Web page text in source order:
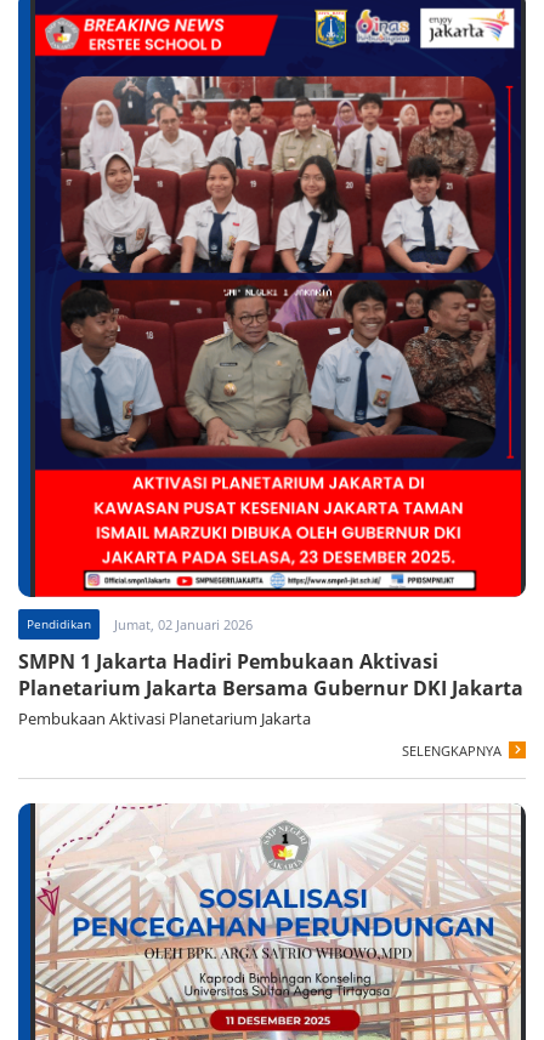
Pendidikan Jumat, 02 Januari 2026
SMPN 1 Jakarta Hadiri Pembukaan Aktivasi
Planetarium Jakarta Bersama Gubernur DKI Jakarta
Pembukaan Aktivasi Planetarium Jakarta
SELENGKAPNYA